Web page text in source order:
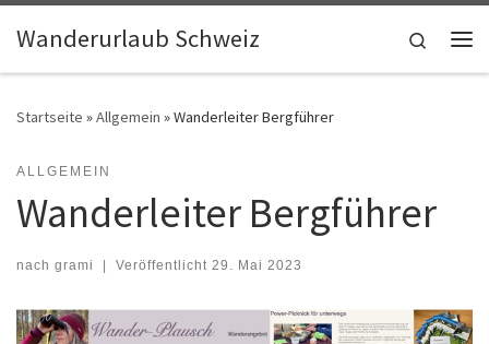
Skip to content
Wanderurlaub Schweiz
Search
Startseite »Allgemein »Wanderleiter Bergführer
ALLGEMEIN
Wanderleiter Bergführer
nach grami | Veröffentlicht 29. Mai 2023